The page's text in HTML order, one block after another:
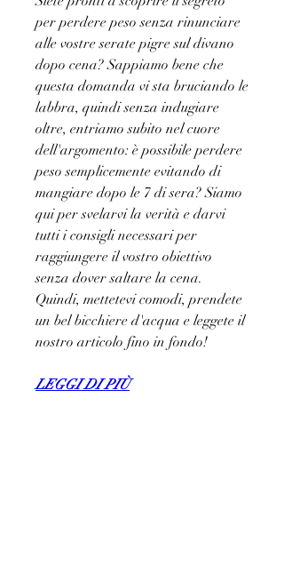
per perdere peso senza rinunciare
alle vostre serate pigre sul divano
dopo cena? Sappiamo bene che
questa domanda vi sta bruciando le
labbra, quindi senza indugiare
oltre, entriamo subito nel cuore
dell'argomento: è possibile perdere
peso semplicemente evitando di
mangiare dopo le 7 di sera? Siamo
qui per svelarvi la verità e darvi
tutti i consigli necessari per
raggiungere il vostro obiettivo
senza dover saltare la cena.
Quindi, mettetevi comodi, prendete
un bel bicchiere d'acqua e leggete il
nostro articolo fino in fondo!
LEGGI DI PIÙ